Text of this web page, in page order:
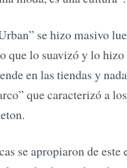
se hizo masivo
que lo suavizó y lo
en las tiendas y
que caracterizó a
se apropiaron de este